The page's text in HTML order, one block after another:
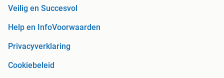
Veilig en Succesvol
Help en InfoVoorwaarden
Privacyverklaring
Cookiebeleid